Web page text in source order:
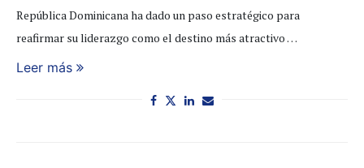
República Dominicana ha dado un paso estratégico para
reafirmar su liderazgo como el destino más atractivo …
Leer más